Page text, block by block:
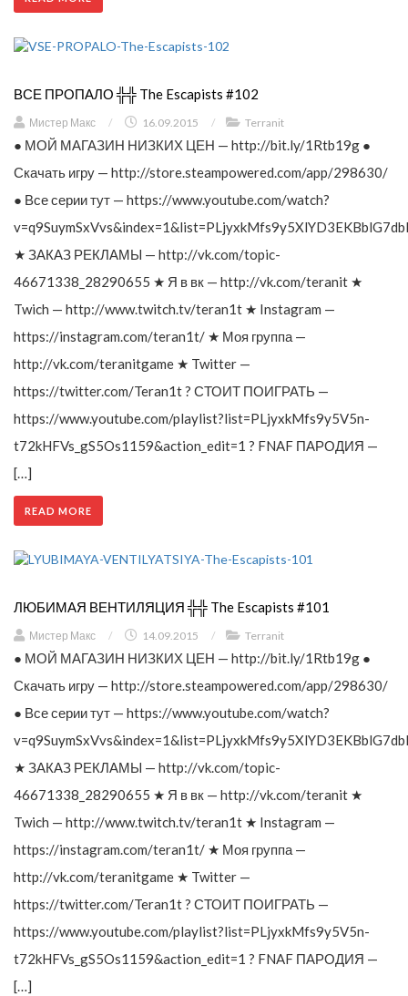
ВСЕ ПРОПАЛО ╬╬ The Escapists #102
Мистер Макс / 16.09.2015 / Terranit
● МОЙ МАГАЗИН НИЗКИХ ЦЕН — http://bit.ly/1Rtb19g ●
Скачать игру — http://store.steampowered.com/app/298630/
● Все серии тут — https://www.youtube.com/watch?
★ ЗАКАЗ РЕКЛАМЫ — http://vk.com/topic-
46671338_28290655 ★ Я в вк — http://vk.com/teranit ★
Twich — http://www.twitch.tv/teran1t ★ Instagram —
https://instagram.com/teran1t/ ★ Моя группа —
http://vk.com/teranitgame ★ Twitter —
https://twitter.com/Teran1t ? СТОИТ ПОИГРАТЬ —
https://www.youtube.com/playlist?list=PLjyxkMfs9y5V5n-
t72kHFVs_gS5Os1159&action_edit=1 ? FNAF ПАРОДИЯ —
[…]
READ MORE
ЛЮБИМАЯ ВЕНТИЛЯЦИЯ ╬╬ The Escapists #101
Мистер Макс / 14.09.2015 / Terranit
● МОЙ МАГАЗИН НИЗКИХ ЦЕН — http://bit.ly/1Rtb19g ●
Скачать игру — http://store.steampowered.com/app/298630/
● Все серии тут — https://www.youtube.com/watch?
★ ЗАКАЗ РЕКЛАМЫ — http://vk.com/topic-
46671338_28290655 ★ Я в вк — http://vk.com/teranit ★
Twich — http://www.twitch.tv/teran1t ★ Instagram —
https://instagram.com/teran1t/ ★ Моя группа —
http://vk.com/teranitgame ★ Twitter —
https://twitter.com/Teran1t ? СТОИТ ПОИГРАТЬ —
https://www.youtube.com/playlist?list=PLjyxkMfs9y5V5n-
t72kHFVs_gS5Os1159&action_edit=1 ? FNAF ПАРОДИЯ —
[…]